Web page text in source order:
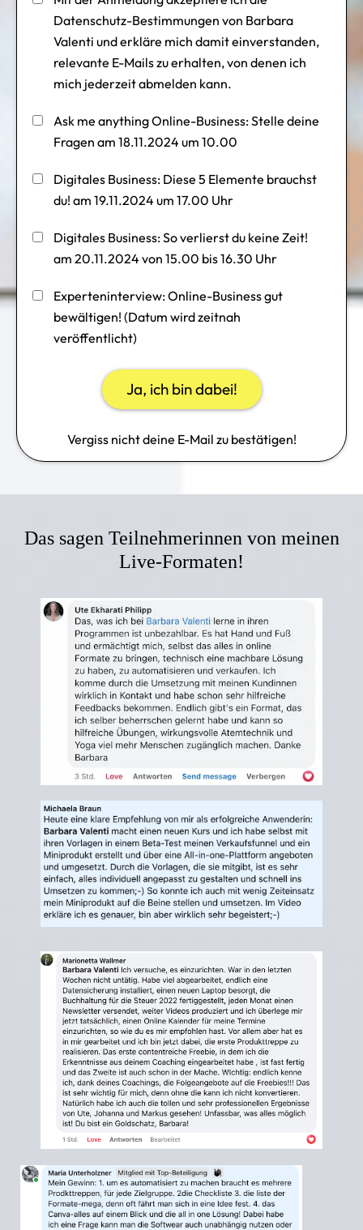
Datenschutz-Bestimmungen von Barbara
Valenti und erkläre mich damit einverstanden,
relevante E-Mails zu erhalten, von denen ich
mich jederzeit abmelden kann.
Ask me anything Online-Business: Stelle deine
Fragen am 18.11.2024 um 10.00
Digitales Business: Diese 5 Elemente brauchst
du! am 19.11.2024 um 17.00 Uhr
Digitales Business: So verlierst du keine Zeit!
am 20.11.2024 von 15.00 bis 16.30 Uhr
Experteninterview: Online-Business gut
bewältigen! (Datum wird zeitnah
veröffentlicht)
Ja, ich bin dabei!
Vergiss nicht deine E-Mail zu bestätigen!
Das sagen Teilnehmerinnen von meinen
Live-Formaten!